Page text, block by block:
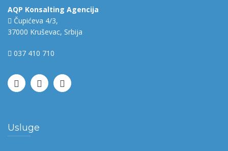
AQP Konsalting Agencija
Čupićeva 4/3,
37000 Kruševac, Srbija
037 410 710
Usluge